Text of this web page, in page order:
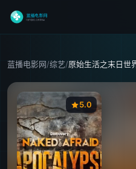
蓝播电影网/综艺/原始生活之末日世
5.0